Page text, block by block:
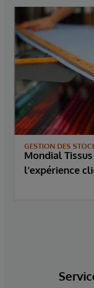
GESTION DES
Mondial
l’expérience